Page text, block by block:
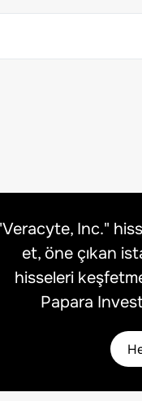
Veracyte, Inc."
et, öne çıkan
hisseleri
Papara